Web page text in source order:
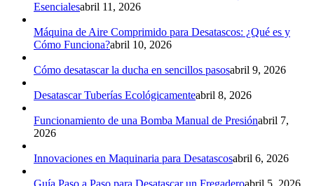
Esencialesabril 11, 2026
Máquina de Aire Comprimido para Desatascos: ¿Qué es y
Cómo Funciona?abril 10, 2026
Cómo desatascar la ducha en sencillos pasosabril 9, 2026
Desatascar Tuberías Ecológicamenteabril 8, 2026
Funcionamiento de una Bomba Manual de Presiónabril 7,
2026
Innovaciones en Maquinaria para Desatascosabril 6, 2026
Guía Paso a Paso para Desatascar un Fregaderoabril 5, 2026